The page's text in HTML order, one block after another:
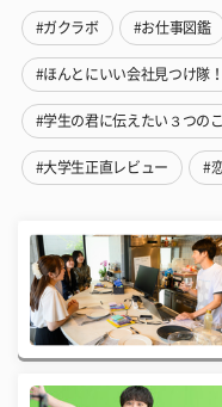
#ガクラボ #お仕事図鑑
#ほんとにいい会社見つけ隊！
#学生の君に伝えたい３つの
#大学生正直レビュー #